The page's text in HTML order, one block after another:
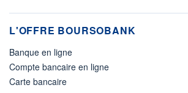
L'OFFRE BOURSOBANK
Banque en ligne
Compte bancaire en ligne
Carte bancaire